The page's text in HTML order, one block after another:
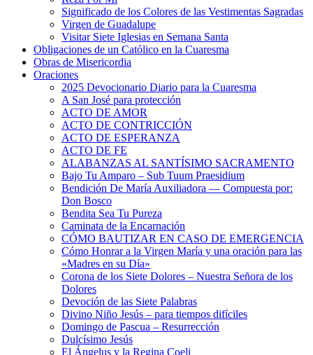
Significado de los Colores de las Vestimentas Sagradas
Virgen de Guadalupe
Visitar Siete Iglesias en Semana Santa
Obligaciones de un Católico en la Cuaresma
Obras de Misericordia
Oraciones
2025 Devocionario Diario para la Cuaresma
A San José para protección
ACTO DE AMOR
ACTO DE CONTRICCIÓN
ACTO DE ESPERANZA
ACTO DE FE
ALABANZAS AL SANTÍSIMO SACRAMENTO
Bajo Tu Amparo – Sub Tuum Praesidium
Bendición De María Auxiliadora — Compuesta por:
Don Bosco
Bendita Sea Tu Pureza
Caminata de la Encarnación
CÓMO BAUTIZAR EN CASO DE EMERGENCIA
Cómo Honrar a la Virgen María y una oración para las
«Madres en su Día»
Corona de los Siete Dolores – Nuestra Señora de los
Dolores
Devoción de las Siete Palabras
Divino Niño Jesús – para tiempos difíciles
Domingo de Pascua – Resurrección
Dulcísimo Jesús
El Ángelus y la Regina Coeli